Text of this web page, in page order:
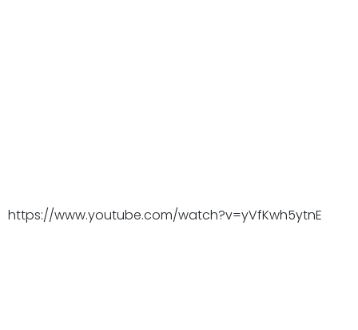
https://www.youtube.com/watch?v=yVfKwh5ytnE